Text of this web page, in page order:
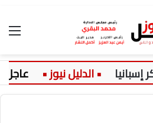
عاجل: